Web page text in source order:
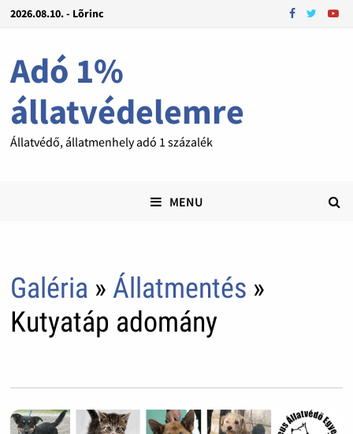
2026.08.10. - Lõrinc
Adó 1%
állatvédelemre
Állatvédő, állatmenhely adó 1 százalék
MENU
Galéria » Állatmentés »
Kutyatáp adomány